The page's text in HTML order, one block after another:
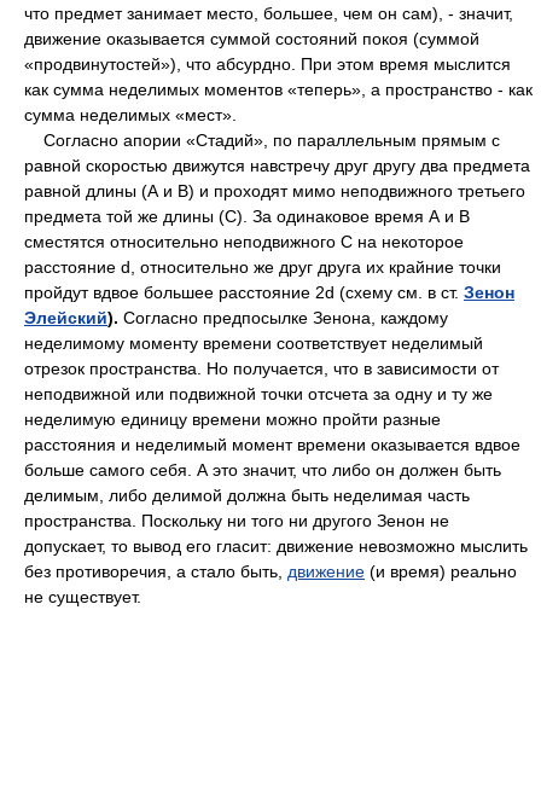
что предмет занимает место, большее, чем он сам), - значит,
движение оказывается суммой состояний покоя (суммой
«продвинутостей»), что абсурдно. При этом время мыслится
как сумма неделимых моментов «теперь», а пространство - как
сумма неделимых «мест».
Согласно апории «Стадий», по параллельным прямым с
равной скоростью движутся навстречу друг другу два предмета
равной длины (А и В) и проходят мимо неподвижного третьего
предмета той же длины (С). За одинаковое время А и В
сместятся относительно неподвижного С на некоторое
расстояние d, относительно же друг друга их крайние точки
пройдут вдвое большее расстояние 2d (схему см. в ст. Зенон
Элейский). Согласно предпосылке Зенона, каждому
неделимому моменту времени соответствует неделимый
отрезок пространства. Но получается, что в зависимости от
неподвижной или подвижной точки отсчета за одну и ту же
неделимую единицу времени можно пройти разные
расстояния и неделимый момент времени оказывается вдвое
больше самого себя. А это значит, что либо он должен быть
делимым, либо делимой должна быть неделимая часть
пространства. Поскольку ни того ни другого Зенон не
допускает, то вывод его гласит: движение невозможно мыслить
без противоречия, а стало быть, движение (и время) реально
не существует.